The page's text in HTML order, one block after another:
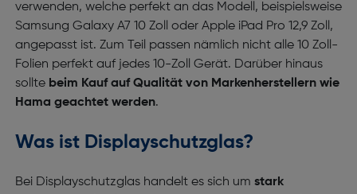
verwenden, welche perfekt an das Modell, beispielsweise
Samsung Galaxy A7 10 Zoll oder Apple iPad Pro 12,9 Zoll,
angepasst ist. Zum Teil passen nämlich nicht alle 10 Zoll-
Folien perfekt auf jedes 10-Zoll Gerät. Darüber hinaus
sollte beim Kauf auf Qualität von Markenherstellern wie
Hama geachtet werden.
Was ist Displayschutzglas?
Bei Displayschutzglas handelt es sich um stark